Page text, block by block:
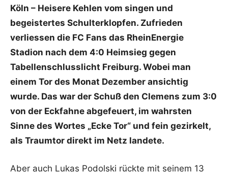
Köln – Heisere Kehlen vom singen und
begeistertes Schulterklopfen. Zufrieden
verliessen die FC Fans das RheinEnergie
Stadion nach dem 4:0 Heimsieg gegen
Tabellenschlusslicht Freiburg. Wobei man
einem Tor des Monat Dezember ansichtig
wurde. Das war der Schuß den Clemens zum 3:0
von der Eckfahne abgefeuert, im wahrsten
Sinne des Wortes „Ecke Tor“ und fein gezirkelt,
als Traumtor direkt im Netz landete.
Aber auch Lukas Podolski rückte mit seinem 13